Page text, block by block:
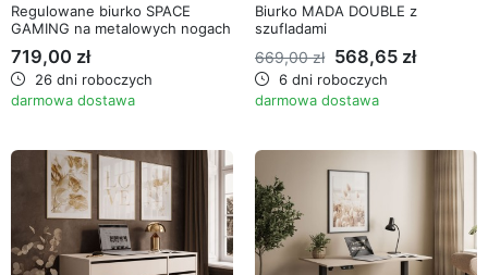
Regulowane biurko SPACE
GAMING na metalowych nogach
719,00 zł
26 dni roboczych
darmowa dostawa
Biurko MADA DOUBLE z
szufladami
669,00 zł 568,65 zł
6 dni roboczych
darmowa dostawa